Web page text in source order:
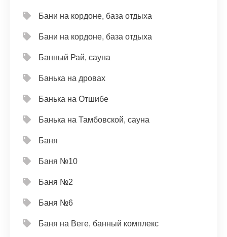
Бани на кордоне, база отдыха
Бани на кордоне, база отдыха
Банный Рай, сауна
Банька на дровах
Банька на Отшибе
Банька на Тамбовской, сауна
Баня
Баня №10
Баня №2
Баня №6
Баня на Веге, банный комплекс